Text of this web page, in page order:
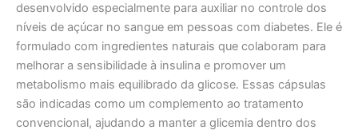
desenvolvido especialmente para auxiliar no controle dos
níveis de açúcar no sangue em pessoas com diabetes. Ele é
formulado com ingredientes naturais que colaboram para
melhorar a sensibilidade à insulina e promover um
metabolismo mais equilibrado da glicose. Essas cápsulas
são indicadas como um complemento ao tratamento
convencional, ajudando a manter a glicemia dentro dos